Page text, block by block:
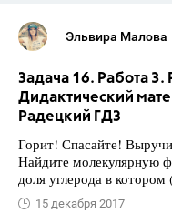
Эльвира Малова
Задача 16. Работа
Дидактический
Радецкий ГДЗ
Горит! Спасайте!
Найдите молекулярную
доля углерода в котором
15 декабря 2017